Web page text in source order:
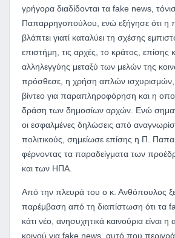
γρήγορα διαδίδονται τα fake news ,
Παπαρρηγοπούλου, ενώ εξήγησε ότι
βλάπτει γιατί καταλύει τη σχέσης
επιστήμη, τις αρχές, το κράτος, επίσης
αλληλεγγύης μεταξύ των μελών της
πρόσθεσε, η χρήση απλών
βίντεο για παραπληροφόρηση και η
δράση των δημοσίων αρχών. Ενώ
οι εσφαλμένες δηλώσεις από
πολιτικούς, σημείωσε επίσης η Π.
φέρνοντας τα παραδείγματα των
και των ΗΠΑ.
Από την πλευρά του ο κ. Ανθόπουλος
παρέμβαση από τη διαπίστωση ότι τα
κάτι νέο, ανησυχητικά καινούρια είναι
κοινού για fake news , αυτό που